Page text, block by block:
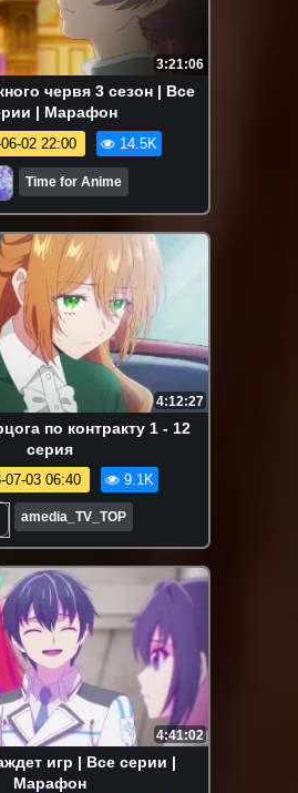
3:21:06
червя 3 сезон | Все
| Марафон
02 22:00 14.5K
Time for Anime
4:12:27
по контракту 1 - 12
серия
07-03 06:40 9.1K
amedia_TV_TOP
4:41:02
игр | Все серии |
Марафон